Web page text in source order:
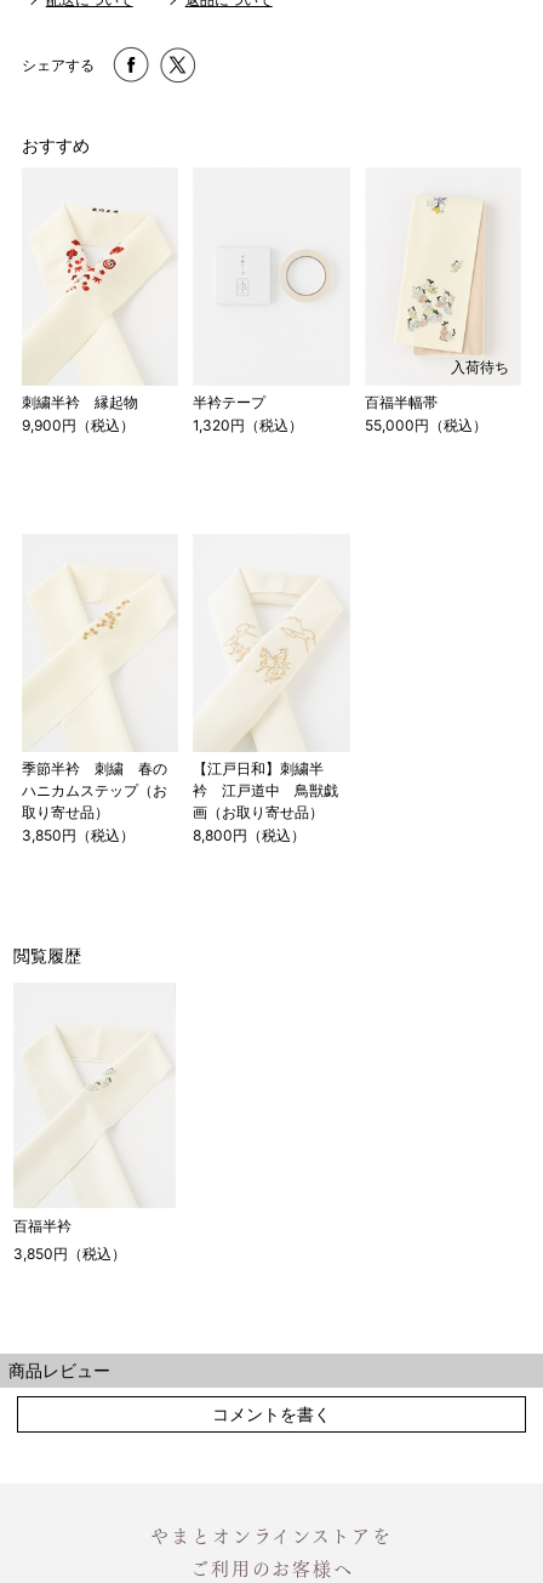
シェアする
おすすめ
刺繍半衿 縁起物
9,900円（税込）
半衿テープ
1,320円（税込）
入荷待ち
百福半幅帯
55,000円（税込）
季節半衿 刺繍 春の
ハニカムステップ（お
取り寄せ品）
3,850円（税込）
【江戸日和】刺繍半
衿 江戸道中 鳥獣戯
画（お取り寄せ品）
8,800円（税込）
閲覧履歴
百福半衿
3,850円（税込）
商品レビュー
コメントを書く
やまとオンラインストアを
ご利用のお客様へ